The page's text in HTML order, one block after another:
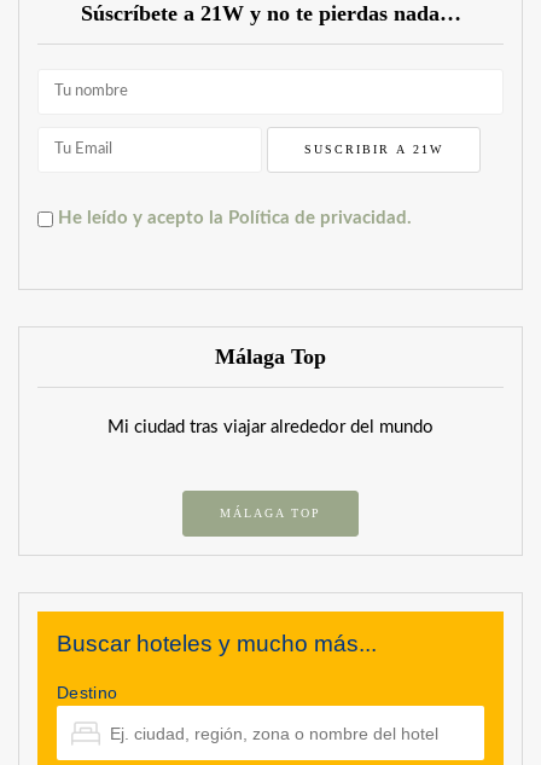
Súscríbete a 21W y no te pierdas nada…
He leído y acepto la Política de privacidad.
Málaga Top
Mi ciudad tras viajar alrededor del mundo
MÁLAGA TOP
Buscar hoteles y mucho más...
Destino